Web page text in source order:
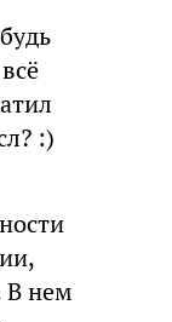
:)
В нем